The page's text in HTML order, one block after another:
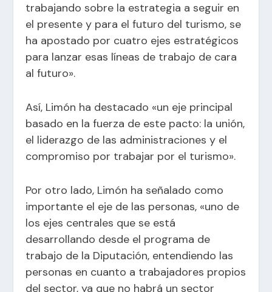
trabajando sobre la estrategia a seguir en
el presente y para el futuro del turismo, se
ha apostado por cuatro ejes estratégicos
para lanzar esas líneas de trabajo de cara
al futuro».
Así, Limón ha destacado «un eje principal
basado en la fuerza de este pacto: la unión,
el liderazgo de las administraciones y el
compromiso por trabajar por el turismo».
Por otro lado, Limón ha señalado como
importante el eje de las personas, «uno de
los ejes centrales que se está
desarrollando desde el programa de
trabajo de la Diputación, entendiendo las
personas en cuanto a trabajadores propios
del sector, ya que no habrá un sector